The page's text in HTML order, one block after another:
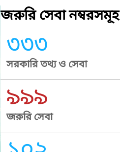
জরুরি সেবা নম্বরসমূহ
৩৩৩
সরকারি তথ্য ও সেবা
৯৯৯
জরুরি সেবা